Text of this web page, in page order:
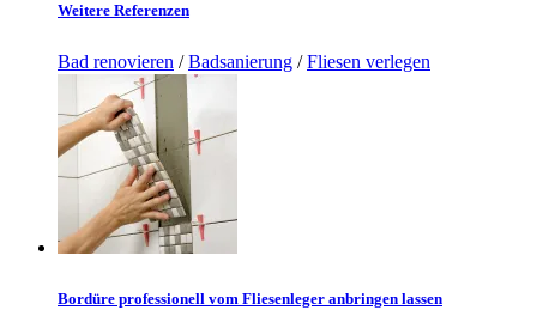
Weitere Referenzen
Bad renovieren /Badsanierung /Fliesen verlegen
Bordüre professionell vom Fliesenleger anbringen lassen